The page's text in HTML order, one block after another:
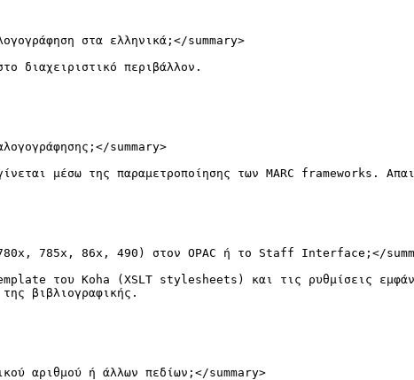
στα ελληνικά;</summary>
διαχειριστικό περιβάλλον.
summary>
μέσω της παραμετροποίησης των MARC frameworks.
780x, 785x, 86x, 490) στον OPAC ή το Staff Interface;</
του Koha (XSLT stylesheets) και τις ρυθμίσεις
βιβλιογραφικής.
αριθμού ή άλλων πεδίων;</summary>